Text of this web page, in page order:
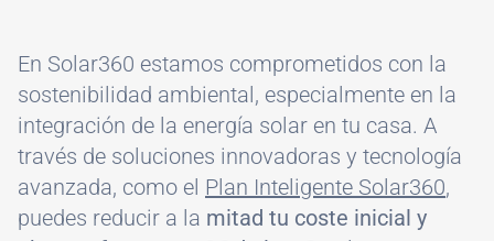
En Solar360 estamos comprometidos con la
sostenibilidad ambiental, especialmente en la
integración de la energía solar en tu casa. A
través de soluciones innovadoras y tecnología
avanzada, como el Plan Inteligente Solar360,
puedes reducir a la mitad tu coste inicial y